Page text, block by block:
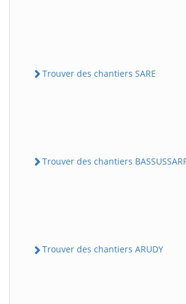
Trouver des chantiers SARE
Trouver des chantiers
Trouver des chantiers ARUDY